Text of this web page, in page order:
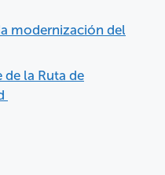
modernización del
la Ruta de